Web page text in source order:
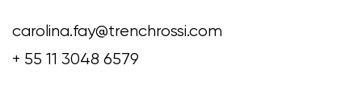
carolina.fay@trenchrossi.com
+ 55 11 3048 6579